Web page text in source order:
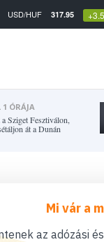
USD/HUF 317.95 +3.5
1 ÓRÁJA
Sziget Fesztiválon,
át a Dunán
Mi vár a
az adózási